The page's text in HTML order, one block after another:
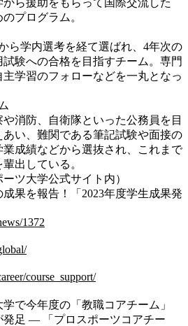
プログラム。
ら学内選考を経て選ばれ、4年次の
験への合格を目指すチーム。専門
学習のフォローなどを一丸となっ
消防、自衛隊といった公務員を目
い、難関である筆記試験や面接の
成績などから選抜され、これまで
出している。
ツ大学公式サイト内）
成果を報告！「2023年度学生成果発
1372
course_support/
で今年度の「教職コアチーム」
発足 — 「プロスポーツコアチー